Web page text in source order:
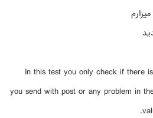
In this test you only check if there
you send with post or any problem in